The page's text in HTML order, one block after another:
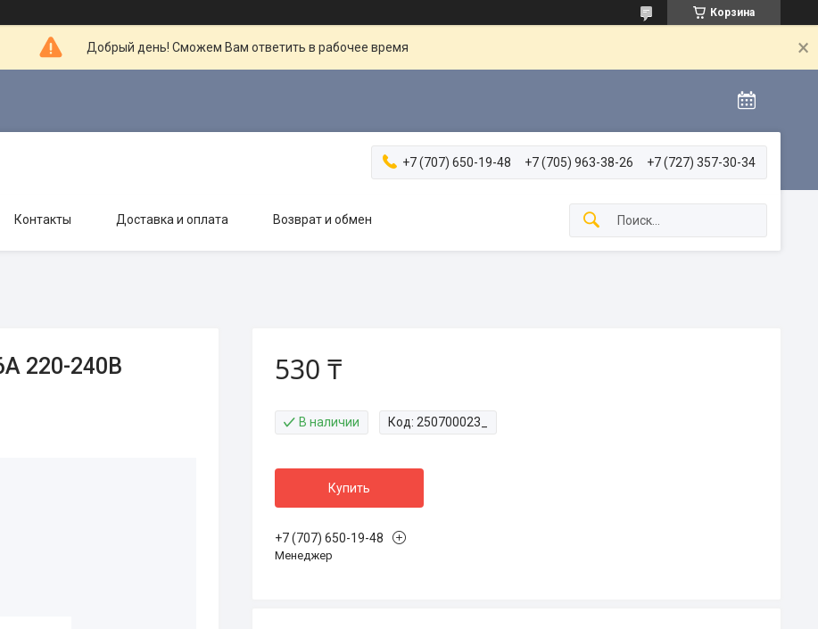
Корзина
Добрый день! Сможем Вам ответить в рабочее время
+7 (707) 650-19-48 +7 (705) 963-38-26 +7 (727) 357-30-34
Контакты Доставка и оплата Возврат и обмен
220-240В
530 ₸
В наличии Код: 250700023_
Купить
+7 (707) 650-19-48
Менеджер